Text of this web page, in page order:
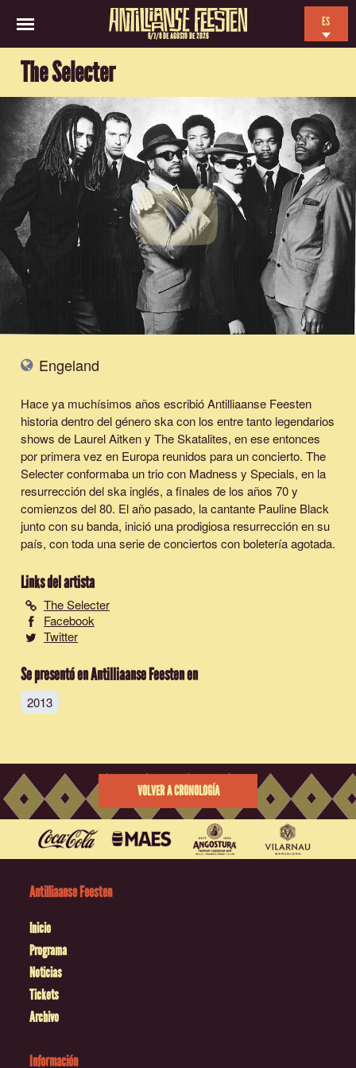
6/7/8 DE AGOSTO DE 2026
ES
FR
The Selecter
Engeland
Hace ya muchísimos años escribió Antilliaanse Feesten
historia dentro del género ska con los entre tanto legendarios
shows de Laurel Aitken y The Skatalites, en ese entonces
por primera vez en Europa reunidos para un concierto. The
Selecter conformaba un trio con Madness y Specials, en la
resurrección del ska inglés, a finales de los años 70 y
comienzos del 80. El año pasado, la cantante Pauline Black
junto con su banda, inició una prodigiosa resurrección en su
país, con toda una serie de conciertos con boletería agotada.
Links del artista
The Selecter
Facebook
Twitter
Se presentó en Antilliaanse Feesten en
2013
VOLVER A CRONOLOGÍA
Antilliaanse Feesten
Inicio
Programa
Noticias
Tickets
Archivo
Información